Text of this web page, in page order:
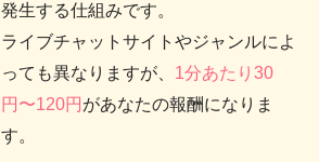
発生する仕組みです。
ライブチャットサイトやジャンルによ
っても異なりますが、 1分あたり30
円〜120円 があなたの報酬になりま
す。